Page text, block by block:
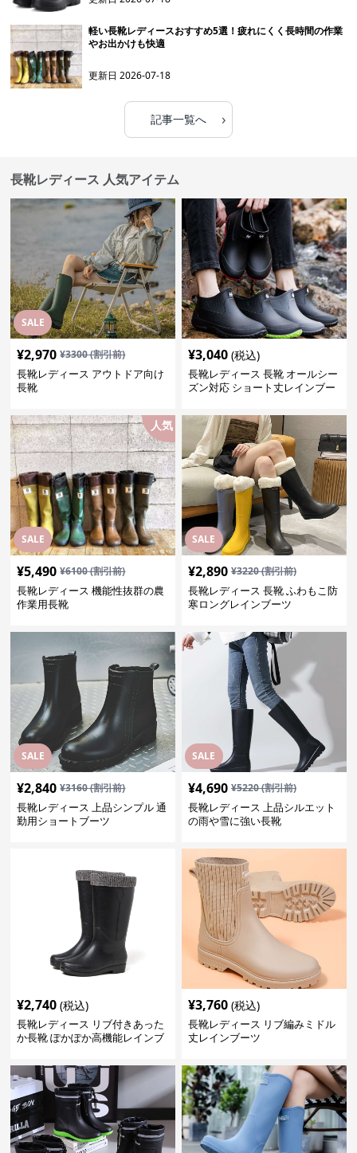
軽い長靴レディースおすすめ5選！疲れにくく長時間の作業
やお出かけも快適
更新日2026-07-18
記事一覧へ ›
長靴レディース 人気アイテム
SALE
¥2,970 ¥3300(割引前)
長靴レディース アウトドア向け
長靴
¥3,040 (税込)
長靴レディース 長靴 オールシー
ズン対応 ショート丈レインブー
SALE
人気
¥5,490 ¥6100(割引前)
長靴レディース 機能性抜群の農
作業用長靴
SALE
¥2,890 ¥3220(割引前)
長靴レディース 長靴 ふわもこ防
寒ロングレインブーツ
SALE
¥2,840 ¥3160(割引前)
長靴レディース 上品シンプル 通
勤用ショートブーツ
SALE
¥4,690 ¥5220(割引前)
長靴レディース 上品シルエット
の雨や雪に強い長靴
¥2,740 (税込)
長靴レディース リブ付きあった
か長靴 ぽかぽか高機能レインブ
¥3,760 (税込)
長靴レディース リブ編みミドル
丈レインブーツ